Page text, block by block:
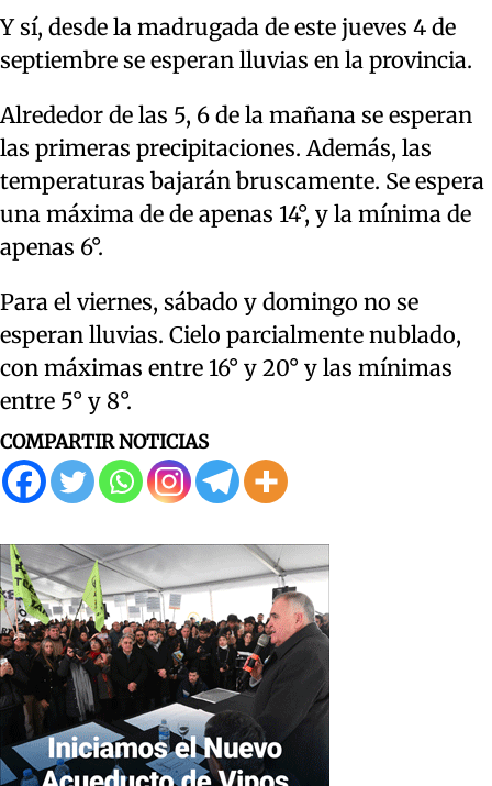
Y sí, desde la madrugada de este jueves 4 de
septiembre se esperan lluvias en la provincia.
Alrededor de las 5, 6 de la mañana se esperan
las primeras precipitaciones. Además, las
temperaturas bajarán bruscamente. Se espera
una máxima de de apenas 14°, y la mínima de
apenas 6°.
Para el viernes, sábado y domingo no se
esperan lluvias. Cielo parcialmente nublado,
con máximas entre 16° y 20° y las mínimas
entre 5° y 8°.
COMPARTIR NOTICIAS